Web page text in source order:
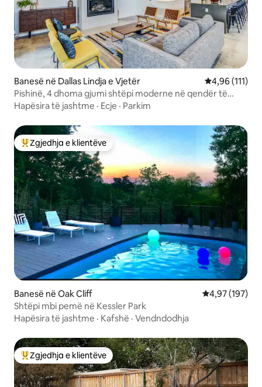
Banesë në Dallas Lindja e Vjetër Vlerësimi
4,96 (111)
Pishinë, 4 dhoma gjumi shtëpi moderne në qendër të
Dallasit
Hapësira të jashtme · Ecje · Parkim
Më të mirat e zgjedhjeve të klientëve
Zgjedhja e klientëve
Banesë në Oak Cliff Vlerësimi
4,97 (197)
Shtëpi mbi pemë në Kessler Park
Hapësira të jashtme · Kafshë · Vendndodhja
Më të mirat e zgjedhjeve të klientëve
Zgjedhja e klientëve